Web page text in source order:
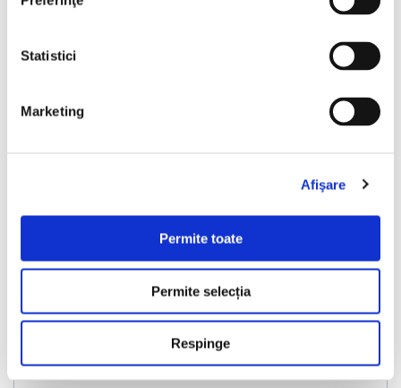
Statistici
Marketing
Afişare
Permite toate
Permite selecția
Respinge
Diesel 180 HP
Bucuresti Militari